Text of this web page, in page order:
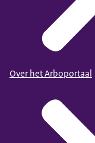
Over het Arboportaal